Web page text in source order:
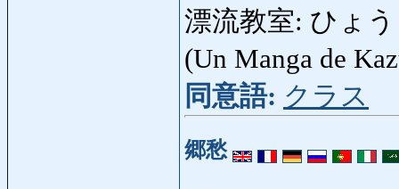
漂流教室: ひょ
(Un Manga de
同意語: クラス
郷愁